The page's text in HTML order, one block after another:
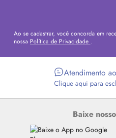
Ao se cadastrar, você concorda em
nossa Política de Privacidade .
Atendimento
Clique aqui para
Baixe